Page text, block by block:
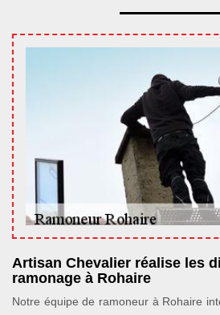
Artisan Chevalier réalise les
ramonage à Rohaire
Notre équipe de ramoneur à Rohaire